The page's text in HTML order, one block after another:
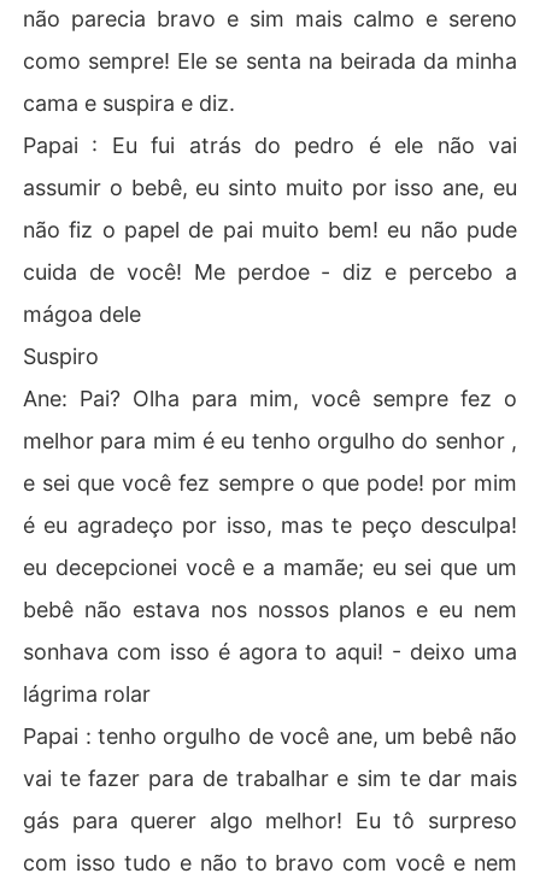
não parecia bravo e sim mais calmo e sereno
como sempre! Ele se senta na beirada da minha
cama e suspira e diz.
Papai : Eu fui atrás do pedro é ele não vai
assumir o bebê, eu sinto muito por isso ane, eu
não fiz o papel de pai muito bem! eu não pude
cuida de você! Me perdoe - diz e percebo a
mágoa dele
Suspiro
Ane: Pai? Olha para mim, você sempre fez o
melhor para mim é eu tenho orgulho do senhor ,
e sei que você fez sempre o que pode! por mim
é eu agradeço por isso, mas te peço desculpa!
eu decepcionei você e a mamãe; eu sei que um
bebê não estava nos nossos planos e eu nem
sonhava com isso é agora to aqui! - deixo uma
lágrima rolar
Papai : tenho orgulho de você ane, um bebê não
vai te fazer para de trabalhar e sim te dar mais
gás para querer algo melhor! Eu tô surpreso
com isso tudo e não to bravo com você e nem